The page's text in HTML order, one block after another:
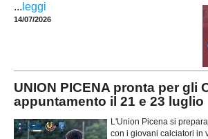
... leggi
14/07/2026
UNION PICENA pronta per gli
appuntamento il 21 e 23 luglio
L'Union Picena si
con i giovani calciatori in